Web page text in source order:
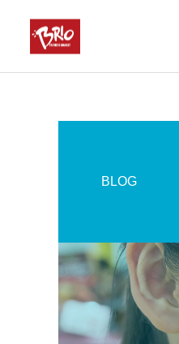
4月29日(祝・水)の営業に
BLOG